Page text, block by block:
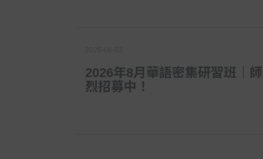
2026年8月華語密集研習班｜
烈招募中！